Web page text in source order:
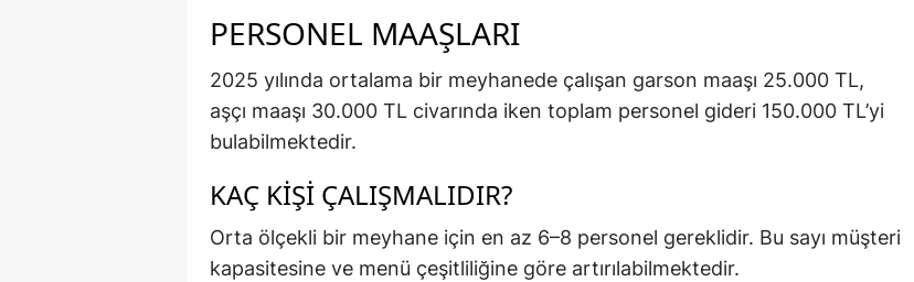
PERSONEL MAAŞLARI
2025 yılında ortalama bir meyhanede çalışan garson maaşı 25.000 TL,
aşçı maaşı 30.000 TL civarında iken toplam personel gideri 150.000 TL’yi
bulabilmektedir.
KAÇ KIŞI ÇALIŞMALIDIR?
Orta ölçekli bir meyhane için en az 6–8 personel gereklidir. Bu sayı müşteri
kapasitesine ve menü çeşitliliğine göre artırılabilmektedir.